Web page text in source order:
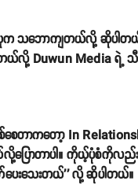
သဘောကျတယ်လို့ ဆိုပါတ
Duwun Media ရဲ့ သီး
တာကတော့ In
လို့ပြောတာပါ။ ကိုယ့်ပုံစံကို
းသေးတယ်'' လို့ ဆိုပါတယ်။